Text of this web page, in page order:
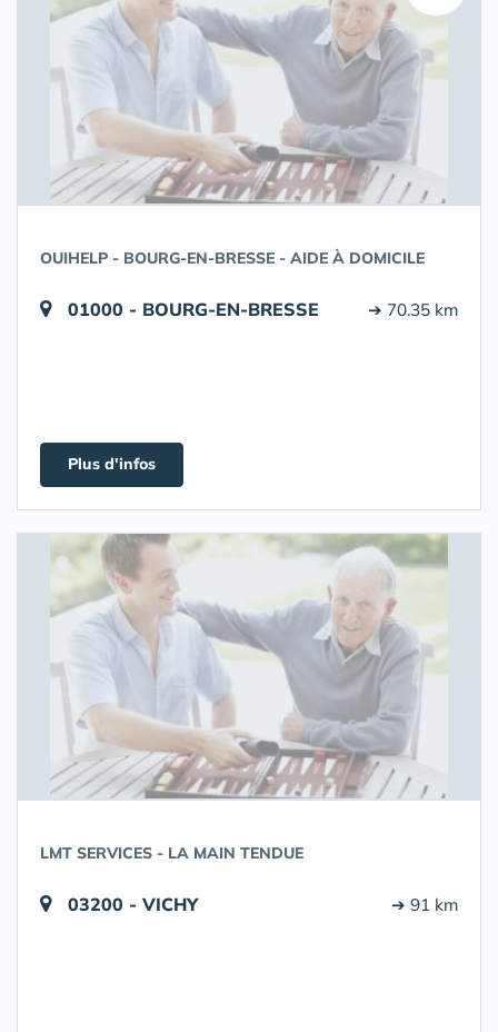
OUIHELP - BOURG-EN-BRESSE - AIDE À DOMICILE
01000 - BOURG-EN-BRESSE ➔ 70.35 km
Plus d'infos
LMT SERVICES - LA MAIN TENDUE
03200 - VICHY ➔ 91 km